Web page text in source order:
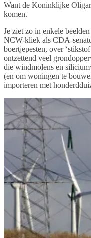
Want de Koninklijke
komen.
Je ziet zo in enkele
NCW-kliek als CDA-
boertjepesten, over
ontzettend veel
die windmolens en
(en om woningen te
importeren met